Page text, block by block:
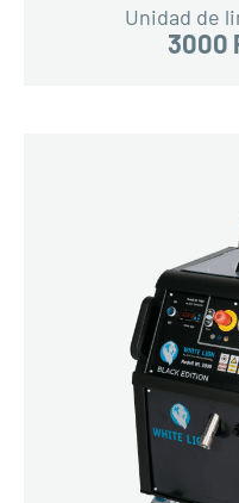
Unidad de
3000